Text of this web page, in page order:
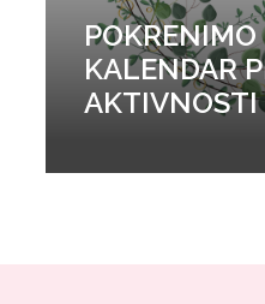
POKRENIMO
KALENDAR